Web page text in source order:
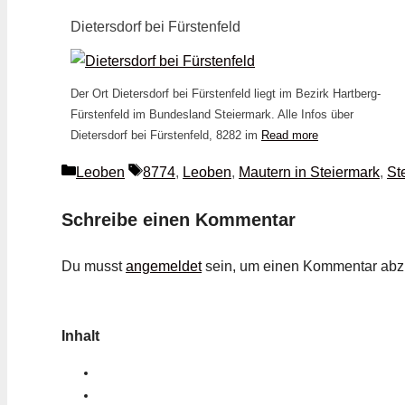
Dietersdorf bei Fürstenfeld
Der Ort Dietersdorf bei Fürstenfeld liegt im Bezirk Hartberg-
Fürstenfeld im Bundesland Steiermark. Alle Infos über
Dietersdorf bei Fürstenfeld, 8282 im Read more
Kategorien
Leoben Schlagwörter
8774, Leoben, Mautern in Steiermark,
Schreibe einen Kommentar
Du musstangemeldetsein, um einen Kommentar
Inhalt